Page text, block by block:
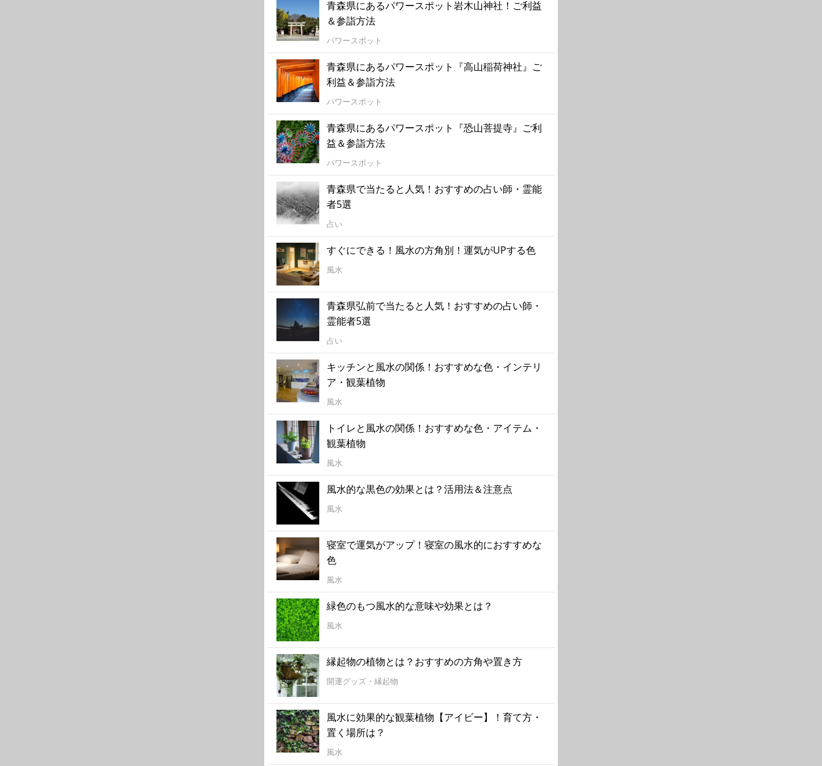
青森県にあるパワースポット岩木山神社！ご利益
＆参詣方法
パワースポット
青森県にあるパワースポット『高山稲荷神社』ご
利益＆参詣方法
パワースポット
青森県にあるパワースポット『恐山菩提寺』ご利
益＆参詣方法
パワースポット
青森県で当たると人気！おすすめの占い師・霊能
者5選
占い
すぐにできる！風水の方角別！運気がUPする色
風水
青森県弘前で当たると人気！おすすめの占い師・
霊能者5選
占い
キッチンと風水の関係！おすすめな色・インテリ
ア・観葉植物
風水
トイレと風水の関係！おすすめな色・アイテム・
観葉植物
風水
風水的な黒色の効果とは？活用法＆注意点
風水
寝室で運気がアップ！寝室の風水的におすすめな
色
風水
緑色のもつ風水的な意味や効果とは？
風水
縁起物の植物とは？おすすめの方角や置き方
開運グッズ・縁起物
風水に効果的な観葉植物【アイビー】！育て方・
置く場所は？
風水